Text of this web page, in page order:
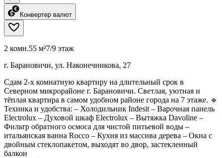
Конвертер валют
2 комн.55 м²7/9 этаж
г. Барановичи, ул. Наконечникова, 27
Сдам 2-х комнатную квартиру на длительный срок в
Северном микрорайоне г. Барановичи. Светлая, уютная и
тёплая квартира в самом удобном районе города на 7 этаже. 🔹
Техника и удобства: – Холодильник Indesit – Варочная панель
Electrolux – Духовой шкаф Electrolux – Вытяжка Davoline –
Фильтр обратного осмоса для чистой питьевой воды –
итальянская ванна Rocco – Кухня из массива дерева – Окна с
двойным стеклопакетом, выходят во двор, застекленный
балкон